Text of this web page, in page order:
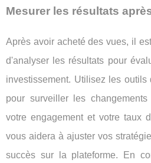
Mesurer les résultats
Après avoir acheté des vues, il
d'analyser les résultats pour
investissement. Utilisez les outils
pour surveiller les
votre engagement et votre taux
vous aidera à ajuster vos
succès sur la plateforme. En